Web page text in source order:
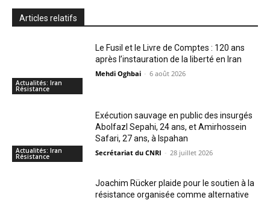
Articles relatifs
Actualités: Iran
Résistance
Le Fusil et le Livre de Comptes : 120 ans
après l’instauration de la liberté en Iran
Mehdi Oghbai - 6 août 2026
Actualités: Iran
Résistance
Exécution sauvage en public des insurgés
Abolfazl Sepahi, 24 ans, et Amirhossein
Safari, 27 ans, à Ispahan
Secrétariat du CNRI - 28 juillet 2026
Joachim Rücker plaide pour le soutien à la
résistance organisée comme alternative